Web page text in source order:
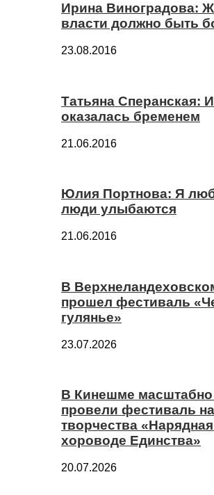
Ирина Виноградова:
власти должно быть
23.08.2016
Татьяна Сперанская:
оказалась бременем
21.06.2016
Юлия Портнова: Я
люди улыбаются
21.06.2016
В
прошел фестиваль
гулянье»
23.07.2026
В Кинешме масштабно
провели фестиваль
творчества
хороводе Единства»
20.07.2026